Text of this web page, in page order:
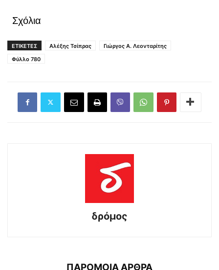
Σχόλια
ΕΤΙΚΕΤΕΣ Αλέξης Τσίπρας
Γιώργος Α. Λεονταρίτης
Φύλλο 780
δρόμος
ΠΑΡΟΜΟΙΑ ΑΡΘΡΑ